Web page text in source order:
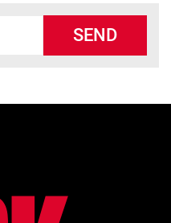
SEND